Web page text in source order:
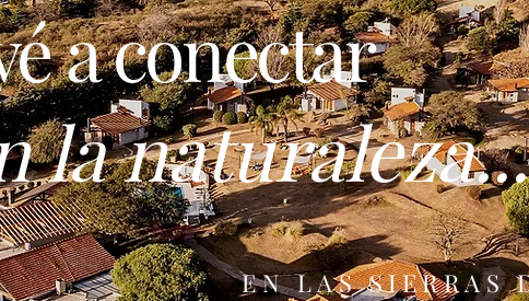
a conectar
la
EN LAS SIERRAS